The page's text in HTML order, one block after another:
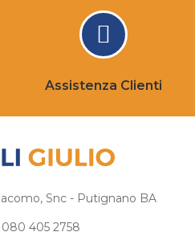
Assistenza Clienti
Snc - Putignano BA
080 405 2758